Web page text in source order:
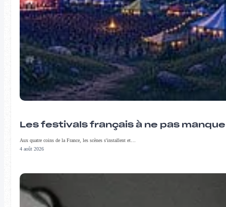
Les festivals français à ne pas
Aux quatre coins de la France, les scènes s'installent et…
4 août 2026